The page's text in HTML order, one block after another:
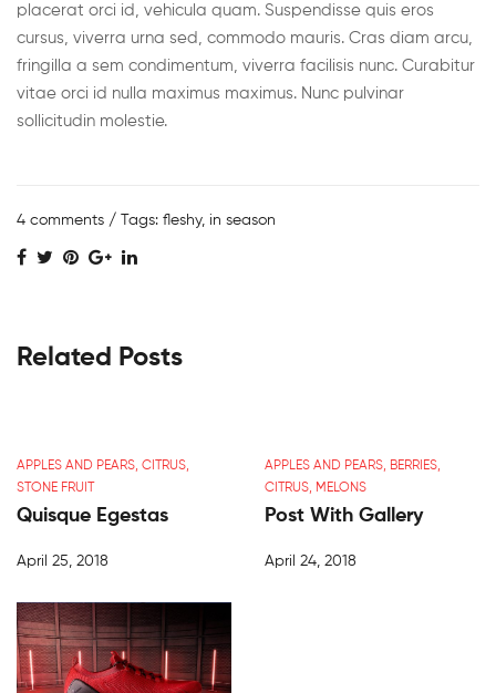
placerat orci id, vehicula quam. Suspendisse quis eros
cursus, viverra urna sed, commodo mauris. Cras diam arcu,
fringilla a sem condimentum, viverra facilisis nunc. Curabitur
vitae orci id nulla maximus maximus. Nunc pulvinar
sollicitudin molestie.
4 comments / Tags: fleshy, in season
Related Posts
APPLES AND PEARS, CITRUS,
STONE FRUIT
Quisque Egestas
April 25, 2018
APPLES AND PEARS, BERRIES,
CITRUS, MELONS
Post With Gallery
April 24, 2018